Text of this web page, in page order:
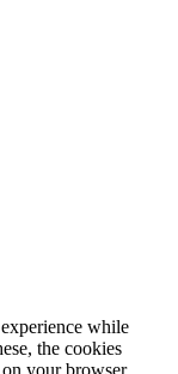
while
the cookies